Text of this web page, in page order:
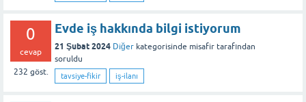
0
cevap
232 göst.
Evde iş hakkında bilgi istiyorum
21 Şubat 2024 Diğer kategorisinde misafir tarafından
soruldu
tavsiye-fikir iş-ilanı